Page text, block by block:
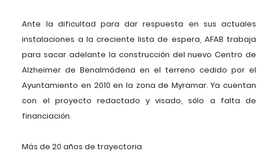
Ante la dificultad para dar respuesta en sus actuales
instalaciones a la creciente lista de espera, AFAB trabaja
para sacar adelante la construcción del nuevo Centro de
Alzheimer de Benalmádena en el terreno cedido por el
Ayuntamiento en 2010 en la zona de Myramar. Ya cuentan
con el proyecto redactado y visado, sólo a falta de
financiación.
Más de 20 años de trayectoria